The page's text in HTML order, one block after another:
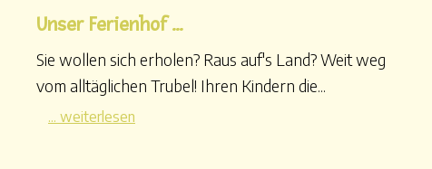
Unser Ferienhof ...
Sie wollen sich erholen? Raus auf's Land? Weit weg
vom alltäglichen Trubel! Ihren Kindern die...
... weiterlesen